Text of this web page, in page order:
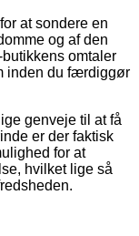
at sondere en
og af den
omtaler
inden du færdiggør
genveje til at få
er der faktisk
for at
hvilket lige så